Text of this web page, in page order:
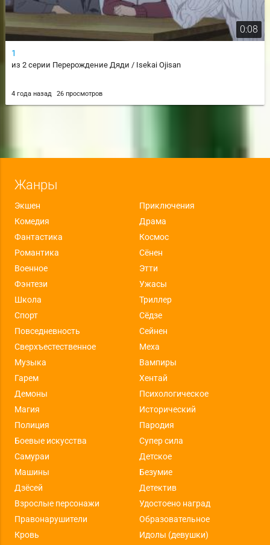
0:08
1
из 2 серии Перерождение Дяди / Isekai Ojisan
4 года назад 26 просмотров
Жанры
Экшен
Приключения
Комедия
Драма
Фантастика
Космос
Романтика
Сёнен
Военное
Этти
Фэнтези
Ужасы
Школа
Триллер
Спорт
Сёдзе
Повседневность
Сейнен
Сверхъестественное
Меха
Музыка
Вампиры
Гарем
Хентай
Демоны
Психологическое
Магия
Исторический
Полиция
Пародия
Боевые искусства
Супер сила
Самураи
Детское
Машины
Безумие
Дзёсей
Детектив
Взрослые персонажи
Удостоено наград
Правонарушители
Образовательное
Кровь
Идолы (девушки)